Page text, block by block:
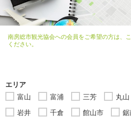
南房総市観光協会への会員をご希望の方は、
ください。
エリア
富山
富浦 三芳 丸山
岩井
千倉 館山市 鋸